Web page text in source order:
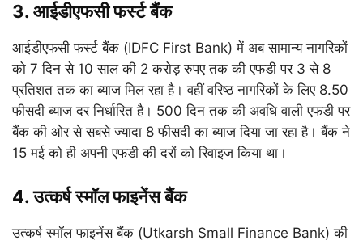
3. आईडीएफसी फर्स्ट बैंक
आईडीएफसी फर्स्ट बैंक (IDFC First Bank) में अब सामान्य नागरिकों
को 7 दिन से 10 साल की 2 करोड़ रुपए तक की एफडी पर 3 से 8
प्रतिशत तक का ब्याज मिल रहा है। वहीं वरिष्ठ नागरिकों के लिए 8.50
फीसदी ब्याज दर निर्धारित है। 500 दिन तक की अवधि वाली एफडी पर
बैंक की ओर से सबसे ज्यादा 8 फीसदी का ब्याज दिया जा रहा है। बैंक ने
15 मई को ही अपनी एफडी की दरों को रिवाइज किया था।
4. उत्कर्ष स्मॉल फाइनेंस बैंक
उत्कर्ष स्मॉल फाइनेंस बैंक (Utkarsh Small Finance Bank) की